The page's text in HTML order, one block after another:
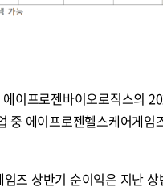
이프로젠바이오로직스의
중 에이프로젠헬스케어게
즈 상반기 순이익은 지난